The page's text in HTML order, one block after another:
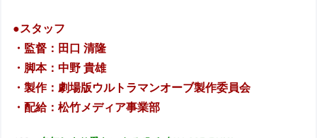
●スタッフ
・監督：田口 清隆
・脚本：中野 貴雄
・製作：劇場版ウルトラマンオーブ製作委員会
・配給：松竹メディア事業部